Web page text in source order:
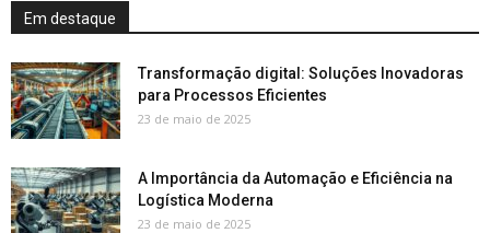
Em destaque
Transformação digital: Soluções Inovadoras
para Processos Eficientes
23 de maio de 2025
A Importância da Automação e Eficiência na
Logística Moderna
23 de maio de 2025